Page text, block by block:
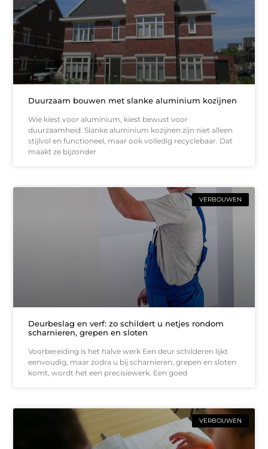
Duurzaam bouwen met slanke aluminium kozijnen
Wie kiest voor aluminium, kiest bewust voor
duurzaamheid. Slanke aluminium kozijnen zijn niet alleen
stijlvol en functioneel, maar ook volledig recyclebaar. Dat
maakt ze bijzonder
VERBOUWEN
Deurbeslag en verf: zo schildert u netjes rondom
scharnieren, grepen en sloten
Voorbereiding is het halve werk Een deur schilderen lijkt
eenvoudig, maar zodra u bij scharnieren, grepen en sloten
komt, wordt het een precisiewerk. Een goed
VERBOUWEN